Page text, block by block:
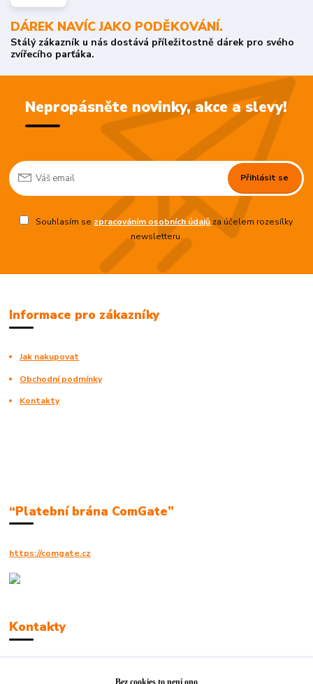
DÁREK NAVÍC JAKO PODĚKOVÁNÍ.
Stálý zákazník u nás dostává příležitostně dárek pro svého
zvířecího parťáka.
Nepropásněte novinky, akce a slevy!
Přihlásit se
Souhlasím se zpracováním osobních údajůza účelem rozesílky
newsletteru.
Informace pro zákazníky
Jak nakupovat
Obchodní podmínky
Kontakty
“Platební brána ComGate”
https://comgate.cz
Kontakty
Bez cookies to není ono